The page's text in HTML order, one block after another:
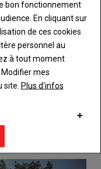
créez votre
l'Agri53.
bon fonctionnement
En cliquant sur
de ces cookies
personnel au
à tout moment
Modifier mes
site. Plus d'infos